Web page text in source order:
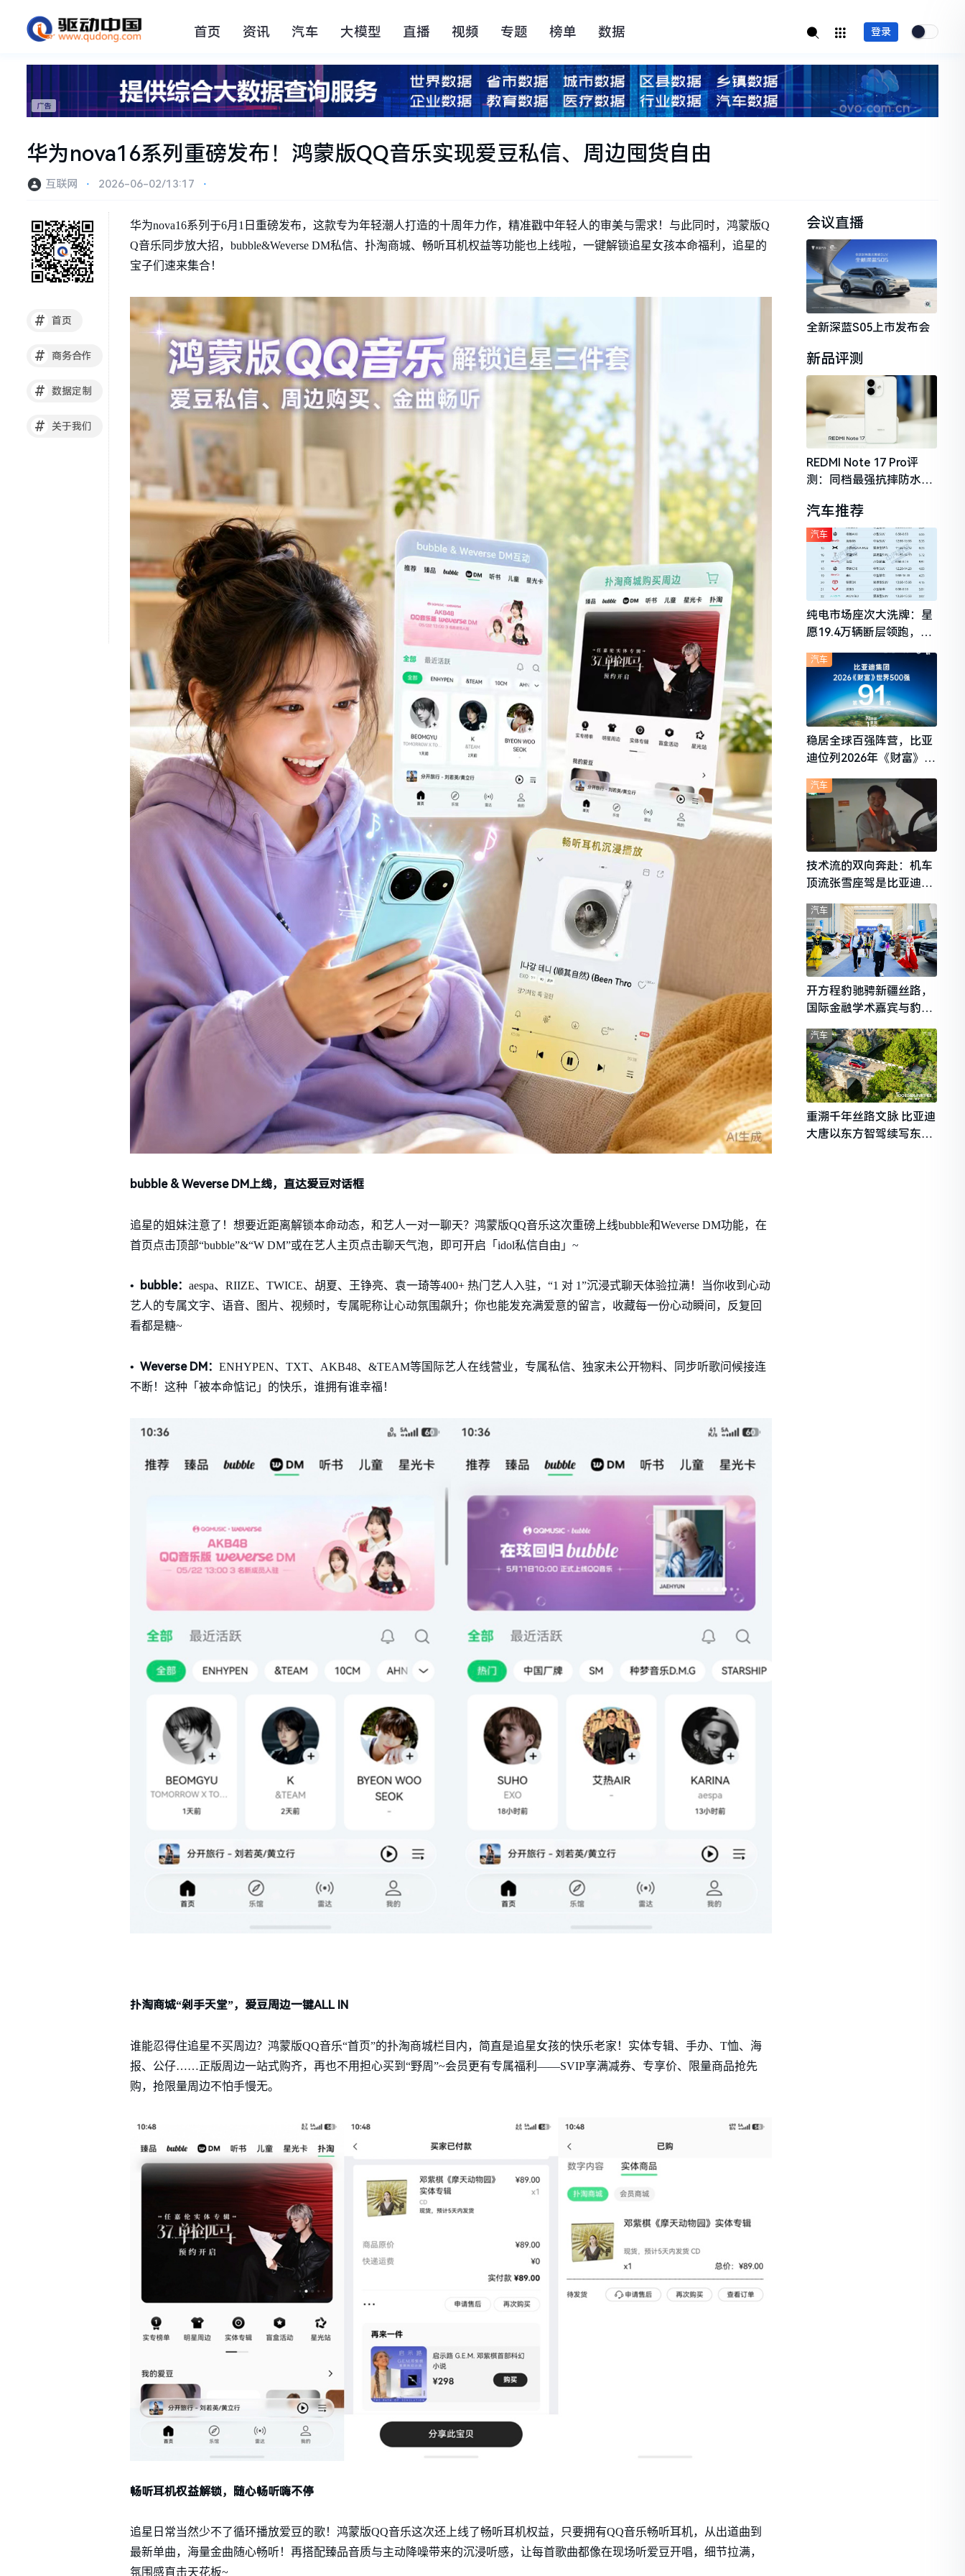
首页 资讯 汽车 大模型 直播 视频 专题 榜单 数据 登录
华为nova16系列重磅发布！鸿蒙版QQ音乐实现爱豆私信、周边囤货自由
互联网 ⋅ 2026-06-02/13:17 ⋅
# 首页
# 商务合作
# 数据定制
# 关于我们
华为nova16系列于6月1日重磅发布，这款专为年轻潮人打造的十周年力作，精准戳中年轻人的审美与需求！与此同时，鸿蒙版Q
Q音乐同步放大招，bubble&Weverse DM私信、扑淘商城、畅听耳机权益等功能也上线啦，一键解锁追星女孩本命福利，追星的
宝子们速来集合！
bubble & Weverse DM上线，直达爱豆对话框
追星的姐妹注意了！想要近距离解锁本命动态，和艺人一对一聊天？鸿蒙版QQ音乐这次重磅上线bubble和Weverse DM功能，在
首页点击顶部“bubble”&“W DM”或在艺人主页点击聊天气泡，即可开启「idol私信自由」~
• bubble： aespa、RIIZE、TWICE、胡夏、王铮亮、袁一琦等400+ 热门艺人入驻，“1 对 1”沉浸式聊天体验拉满！当你收到心动
艺人的专属文字、语音、图片、视频时，专属昵称让心动氛围飙升；你也能发充满爱意的留言，收藏每一份心动瞬间，反复回
看都是糖~
• Weverse DM： ENHYPEN、TXT、AKB48、&TEAM等国际艺人在线营业，专属私信、独家未公开物料、同步听歌问候接连
不断！这种「被本命惦记」的快乐，谁拥有谁幸福！
扑淘商城“剁手天堂”，爱豆周边一键ALL IN
谁能忍得住追星不买周边？鸿蒙版QQ音乐“首页”的扑淘商城栏目内，简直是追星女孩的快乐老家！实体专辑、手办、T恤、海
报、公仔……正版周边一站式购齐，再也不用担心买到“野周”~会员更有专属福利——SVIP享满减券、专享价、限量商品抢先
购，抢限量周边不怕手慢无。
畅听耳机权益解锁，随心畅听嗨不停
追星日常当然少不了循环播放爱豆的歌！鸿蒙版QQ音乐这次还上线了畅听耳机权益，只要拥有QQ音乐畅听耳机，从出道曲到
最新单曲，海量金曲随心畅听！再搭配臻品音质与主动降噪带来的沉浸听感，让每首歌曲都像在现场听爱豆开唱，细节拉满，
氛围感直击天花板~
会议直播
全新深蓝S05上市发布会
新品评测
REDMI Note 17 Pro评
测：同档最强抗摔防水，
守门员
汽车推荐
纯电市场座次大洗牌：星
愿19.4万辆断层领跑，理
想i6成最强黑马
汽车
稳居全球百强阵营，比亚
迪位列2026年《财富》世
汽车
技术流的双向奔赴：机车
顶流张雪座驾是比亚迪秦
L
汽车
开方程豹驰骋新疆丝路，
国际金融学术嘉宾与豹友
共赴山海热爱
汽车
重溯千年丝路文脉 比亚迪
大唐以东方智驾续写东西
汽车